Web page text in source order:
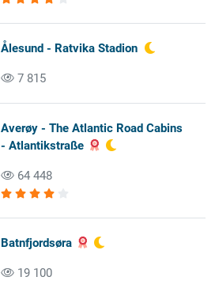
Ålesund - Ratvika Stadion
7 815
Averøy - The Atlantic Road Cabins
- Atlantikstraße
64 448
Batnfjordsøra
19 100